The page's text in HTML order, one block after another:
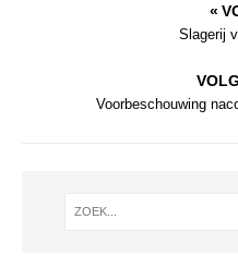
«
Slagerij
Voorbeschouwing